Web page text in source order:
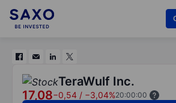
TeraWulf Inc.
17,08−0,54 / −3,04%20:00:00